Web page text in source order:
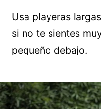
Usa playeras
si no te sientes
pequeño debajo.